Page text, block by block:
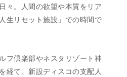
々。人間の欲望や本質をリア
生リセット施設」での時間で
フ倶楽部やネスタリゾート神
経て、新設ディスコの支配人